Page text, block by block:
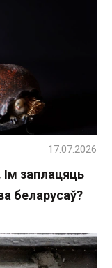
Ім заплацяць
беларусаў?
17.07.2026